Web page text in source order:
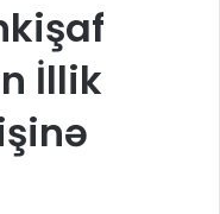
İllik